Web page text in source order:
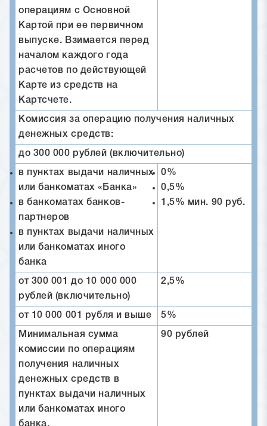
операциям с Основной
Картой при ее первичном
выпуске. Взимается перед
началом каждого года
расчетов по действующей
Карте из средств на
Картсчете.
Комиссия за операцию получения наличных
денежных средств:
до 300 000 рублей (включительно)
в пунктах выдачи наличных
или банкоматах «Банка»
в банкоматах банков-
партнеров
в пунктах выдачи наличных
или банкоматах иного
банка
0%
0,5%
1,5% мин. 90 руб.
от 300 001 до 10 000 000
рублей (включительно)
2,5%
от 10 000 001 рубля и выше 5%
Минимальная сумма
комиссии по операциям
получения наличных
денежных средств в
пунктах выдачи наличных
или банкоматах иного
банка.
90 рублей